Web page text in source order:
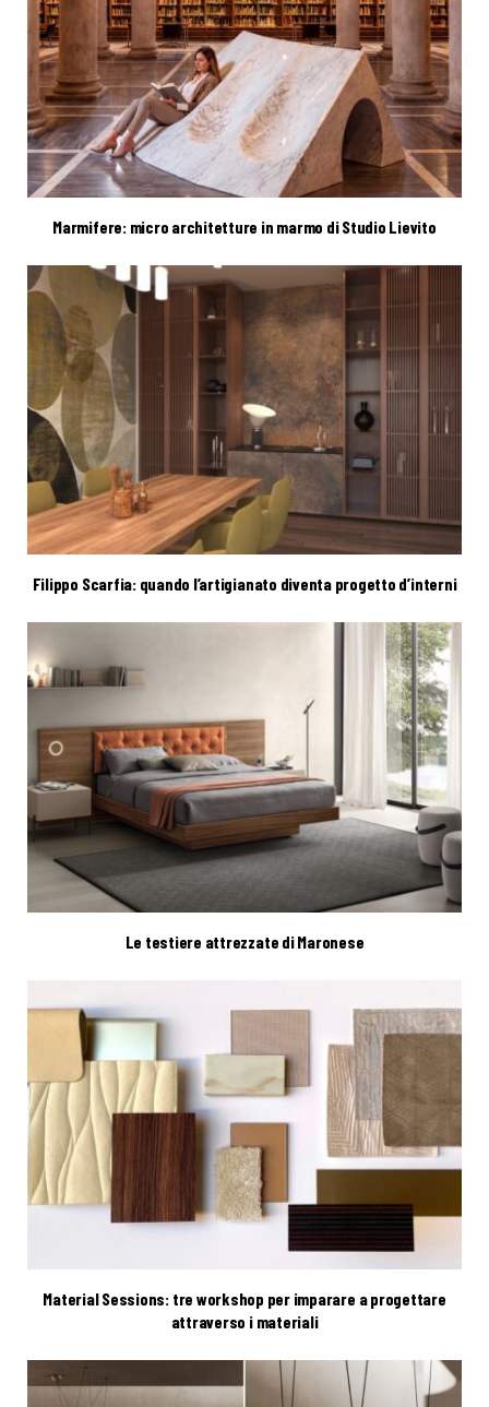
Marmifere: micro architetture in marmo di Studio Lievito
Filippo Scarfia: quando l’artigianato diventa progetto d’interni
Le testiere attrezzate di Maronese
Material Sessions: tre workshop per imparare a progettare
attraverso i materiali